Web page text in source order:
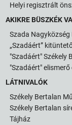
Helyi regisztrált
AKIKRE BÜSZKÉK
Szada
„Szadáért”
"Szadáért" Székely
"Szadáért" elismerő
LÁTNIVALÓK
Székely Bertalan
Székely Bertalan
Tájház